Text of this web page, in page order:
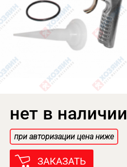
нет в наличии
при авторизации цена ниже
ЗАКАЗАТЬ